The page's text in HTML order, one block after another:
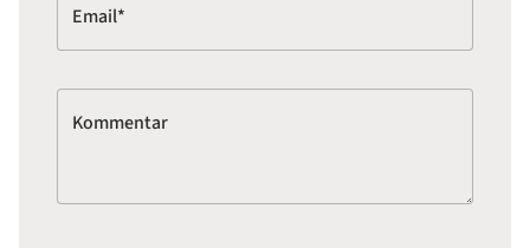
Email*
Kommentar